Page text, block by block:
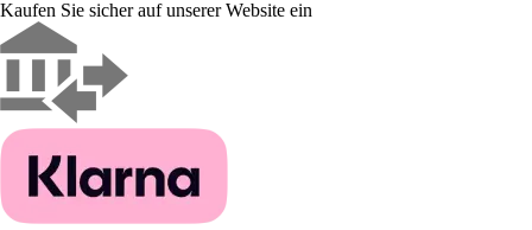
Kaufen Sie sicher auf unserer Website ein